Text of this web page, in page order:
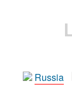
Russia